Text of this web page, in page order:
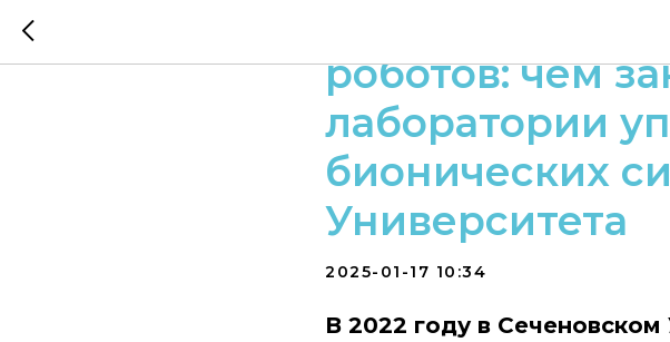
роботов: чем
лаборатории
бионических
Университета
2025-01-17 10:34
В 2022 году в